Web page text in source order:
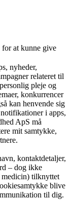
at kunne give
nyheder,
relateret til
pleje og
konkurrencer
kan henvende sig
i apps,
ApS må
mit samtykke,
kontaktdetaljer,
– dog ikke
medicin) tilknyttet
blive
til dig.